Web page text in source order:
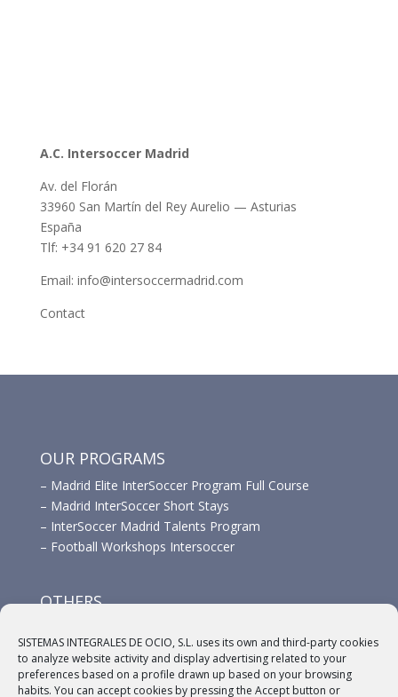
SISTEMAS INTEGRALES DE OCIO, S.L. uses its own and third-party cookies
to analyze website activity and display advertising related to your
preferences based on a profile drawn up based on your browsing
habits. You can accept cookies by pressing the Accept button or
A.C. Intersoccer Madrid
Av. del Florán
33960 San Martín del Rey Aurelio — Asturias
España
Tlf: +34 91 620 27 84
Email: info@intersoccermadrid.com
Contact
OUR PROGRAMS
– Madrid Elite InterSoccer Program Full Course
– Madrid InterSoccer Short Stays
– InterSoccer Madrid Talents Program
– Football Workshops Intersoccer
OTHERS
–Links
–Sponsors